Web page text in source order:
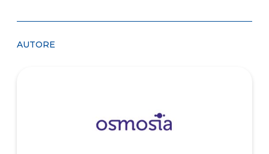
AUTORE